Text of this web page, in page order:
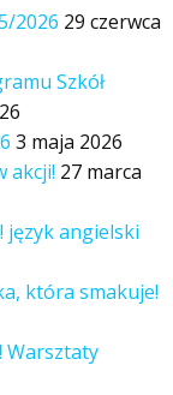
2026 29 czerwca
Szkół
3 maja 2026
akcji! 27 marca
język angielski
która smakuje!
Warsztaty